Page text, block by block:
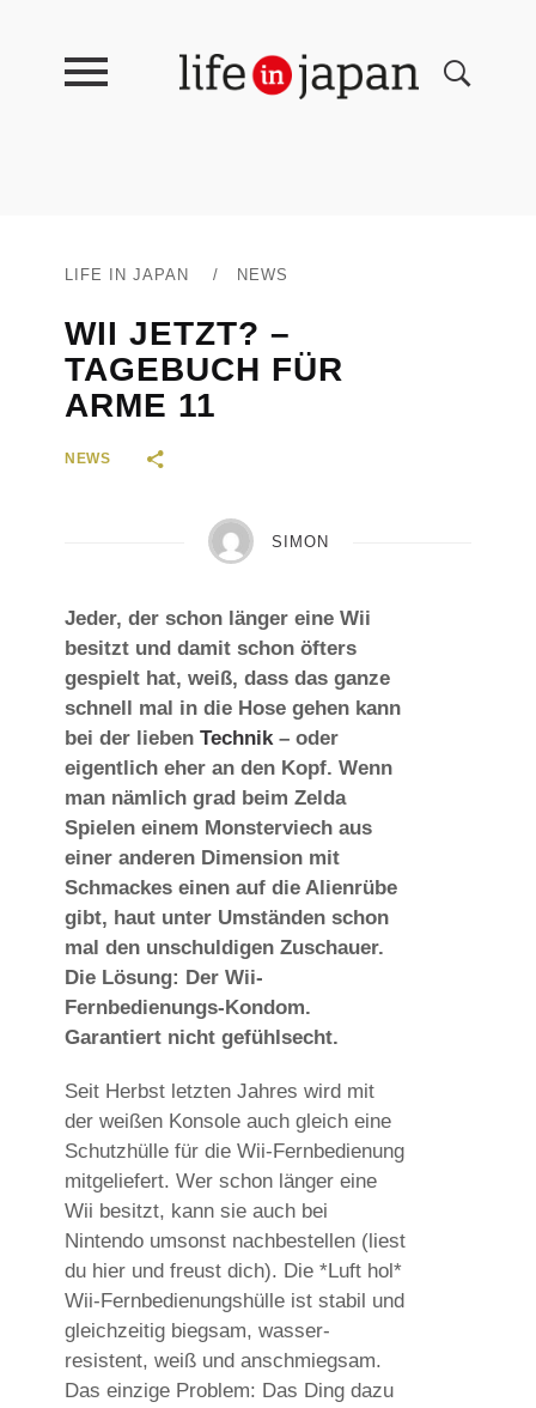
LIFE IN JAPAN / NEWS
WII JETZT? –
TAGEBUCH FÜR
ARME 11
NEWS
SIMON
Jeder, der schon länger eine Wii
besitzt und damit schon öfters
gespielt hat, weiß, dass das ganze
schnell mal in die Hose gehen kann
bei der lieben Technik– oder
eigentlich eher an den Kopf. Wenn
man nämlich grad beim Zelda
Spielen einem Monsterviech aus
einer anderen Dimension mit
Schmackes einen auf die Alienrübe
gibt, haut unter Umständen schon
mal den unschuldigen Zuschauer.
Die Lösung: Der Wii-
Fernbedienungs-Kondom.
Garantiert nicht gefühlsecht.
Seit Herbst letzten Jahres wird mit
der weißen Konsole auch gleich eine
Schutzhülle für die Wii-Fernbedienung
mitgeliefert. Wer schon länger eine
Wii besitzt, kann sie auch bei
Nintendo umsonst nachbestellen (liest
du hier und freust dich). Die *Luft hol*
Wii-Fernbedienungshülle ist stabil und
gleichzeitig biegsam, wasser-
resistent, weiß und anschmiegsam.
Das einzige Problem: Das Ding dazu